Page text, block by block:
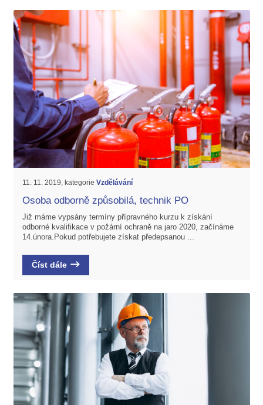
11. 11. 2019, kategorie Vzdělávání
Osoba odborně způsobilá, technik PO
Již máme vypsány termíny přípravného kurzu k získání
odborné kvalifikace v požární ochraně na jaro 2020, začínáme
14.února.Pokud potřebujete získat předepsanou ...
Číst dále